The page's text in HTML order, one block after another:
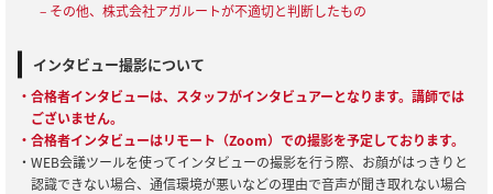
– その他、株式会社アガルートが不適切と判断したもの
インタビュー撮影について
・合格者インタビューは、スタッフがインタビュアーとなります。講師では
ございません。
・合格者インタビューはリモート（Zoom）での撮影を予定しております。
・WEB会議ツールを使ってインタビューの撮影を行う際、お顔がはっきりと
認識できない場合、通信環境が悪いなどの理由で音声が聞き取れない場合